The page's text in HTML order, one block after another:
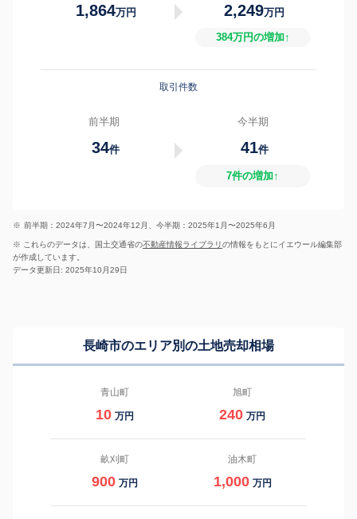
1,864万円 2,249万円
384万円の増加↑
取引件数
前半期
34件
今半期
41件
7件の増加↑
※ 前半期：2024年7月〜2024年12月、今半期：2025年1月〜2025年6月
※ これらのデータは、国土交通省の不動産情報ライブラリの情報をもとにイエウール編集部
が作成しています。
データ更新日: 2025年10月29日
長崎市のエリア別の土地売却相場
青山町
10 万円
旭町
240 万円
畝刈町
900 万円
油木町
1,000 万円